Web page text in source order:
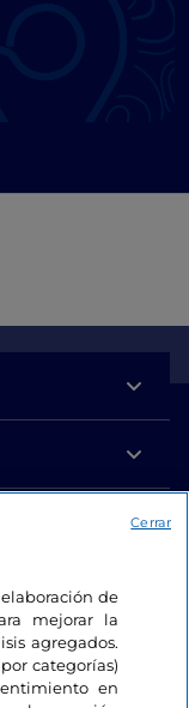
de
mejorar la
agregados.
categorías)
en
Cerrar